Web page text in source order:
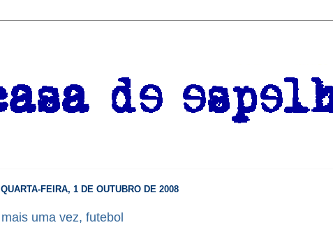
QUARTA-FEIRA, 1 DE OUTUBRO DE 2008
mais uma vez, futebol